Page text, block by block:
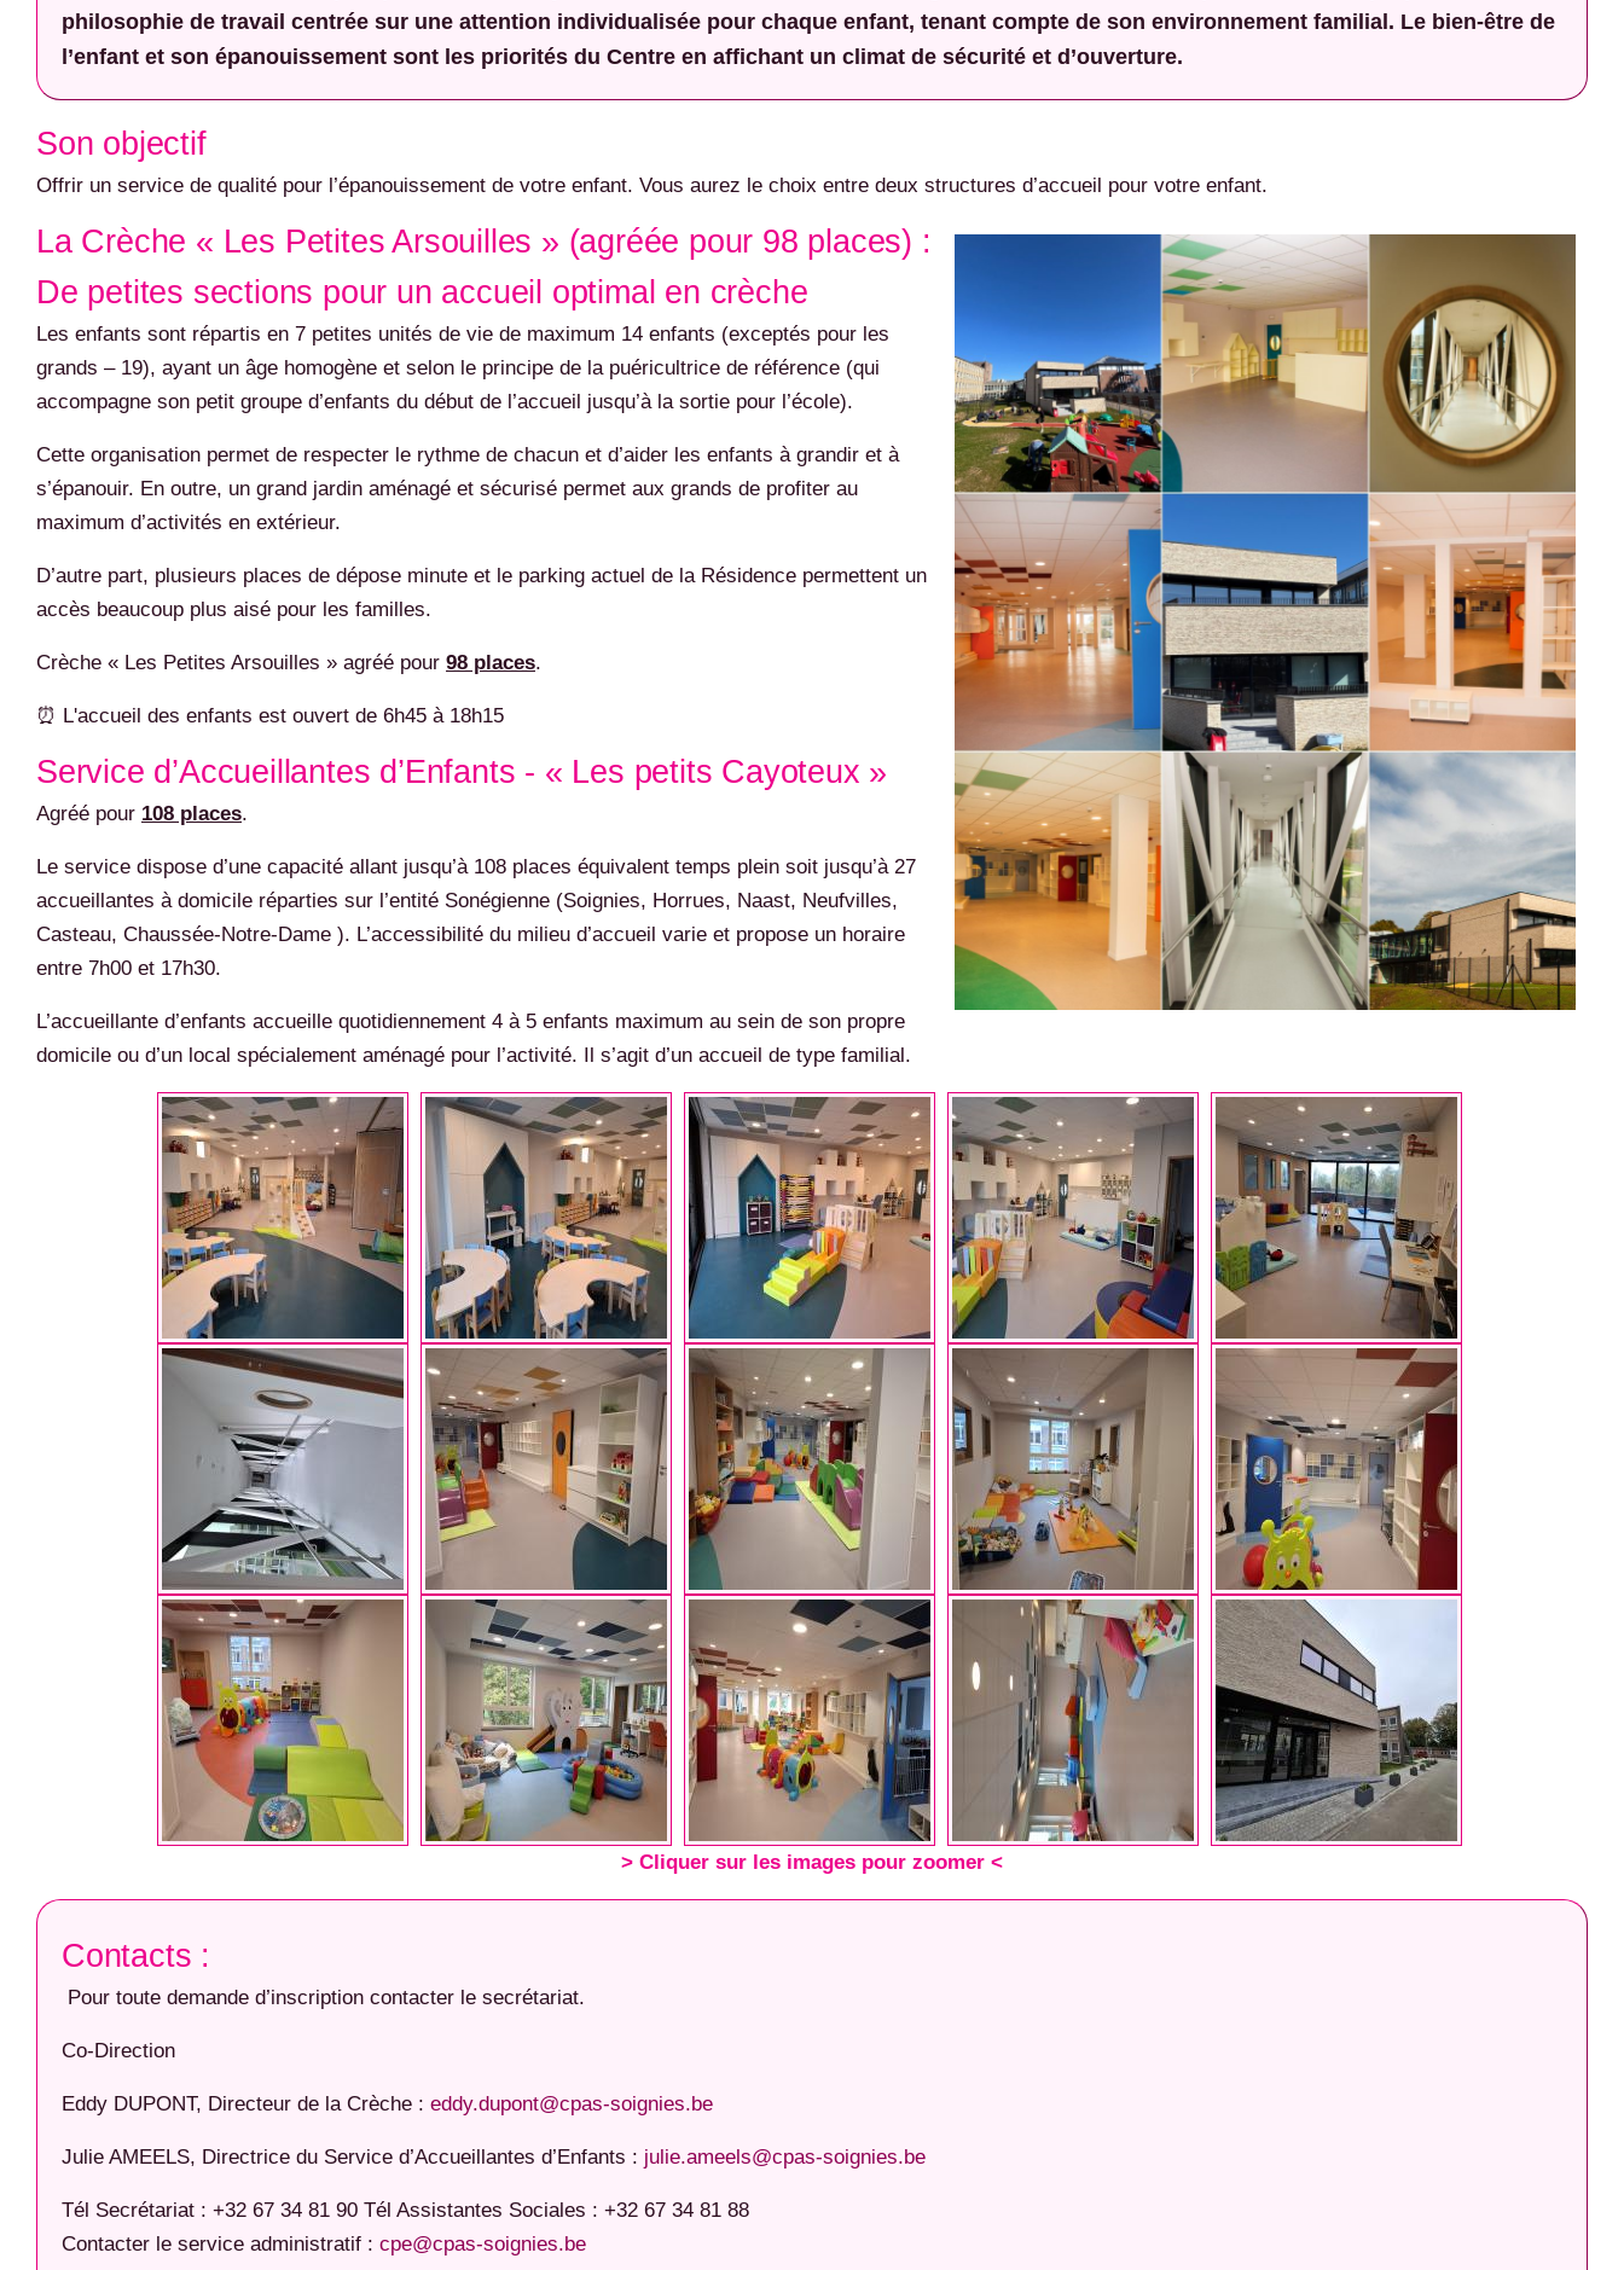
philosophie de travail centrée sur une attention individualisée pour chaque enfant, tenant compte de son environnement familial. Le bien-être de
l’enfant et son épanouissement sont les priorités du Centre en affichant un climat de sécurité et d’ouverture.
Son objectif
Offrir un service de qualité pour l’épanouissement de votre enfant. Vous aurez le choix entre deux structures d’accueil pour votre enfant.
La Crèche « Les Petites Arsouilles » (agréée pour 98 places) :
De petites sections pour un accueil optimal en crèche
Les enfants sont répartis en 7 petites unités de vie de maximum 14 enfants (exceptés pour les
grands – 19), ayant un âge homogène et selon le principe de la puéricultrice de référence (qui
accompagne son petit groupe d’enfants du début de l’accueil jusqu’à la sortie pour l’école).
Cette organisation permet de respecter le rythme de chacun et d’aider les enfants à grandir et à
s’épanouir. En outre, un grand jardin aménagé et sécurisé permet aux grands de profiter au
maximum d’activités en extérieur.
D’autre part, plusieurs places de dépose minute et le parking actuel de la Résidence permettent un
accès beaucoup plus aisé pour les familles.
Crèche « Les Petites Arsouilles » agréé pour 98 places.
⏰ L'accueil des enfants est ouvert de 6h45 à 18h15
Service d’Accueillantes d’Enfants - « Les petits Cayoteux »
Agréé pour 108 places.
Le service dispose d’une capacité allant jusqu’à 108 places équivalent temps plein soit jusqu’à 27
accueillantes à domicile réparties sur l’entité Sonégienne (Soignies, Horrues, Naast, Neufvilles,
Casteau, Chaussée-Notre-Dame ). L’accessibilité du milieu d’accueil varie et propose un horaire
entre 7h00 et 17h30.
L’accueillante d’enfants accueille quotidiennement 4 à 5 enfants maximum au sein de son propre
domicile ou d’un local spécialement aménagé pour l’activité. Il s’agit d’un accueil de type familial.
> Cliquer sur les images pour zoomer <
Contacts :
Pour toute demande d’inscription contacter le secrétariat.
Co-Direction
Eddy DUPONT, Directeur de la Crèche : eddy.dupont@cpas-soignies.be
Julie AMEELS, Directrice du Service d’Accueillantes d’Enfants : julie.ameels@cpas-soignies.be
Tél Secrétariat : +32 67 34 81 90 Tél Assistantes Sociales : +32 67 34 81 88
Contacter le service administratif : cpe@cpas-soignies.be